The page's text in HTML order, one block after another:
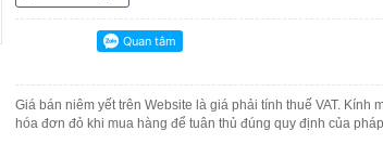
Giá bán niêm yết trên Website là giá phải tính thuế VAT. Kính
hóa đơn đỏ khi mua hàng để tuân thủ đúng quy định của